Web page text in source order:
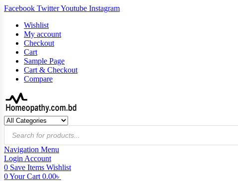
Facebook TwitterYoutube Instagram
Wishlist
My account
Checkout
Cart
Sample Page
Cart & Checkout
Compare
Products
search
Navigation Menu
Login Account
0 Save Items Wishlist
0Your Cart 0.00৳